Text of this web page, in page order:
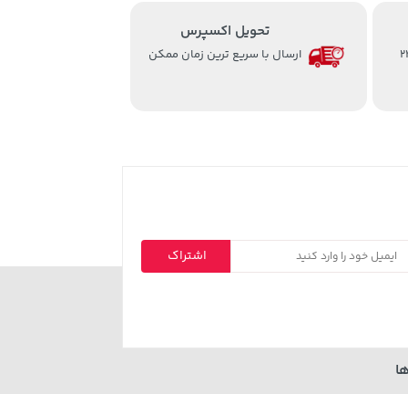
8 الی 24
تحویل اکسپرس
ارسال با سریع ترین زمان ممکن
اشتراک